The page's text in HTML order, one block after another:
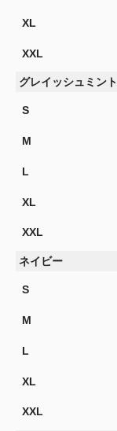
XL
XXL
グレイッシュミント
S
M
L
XL
XXL
ネイビー
S
M
L
XL
XXL